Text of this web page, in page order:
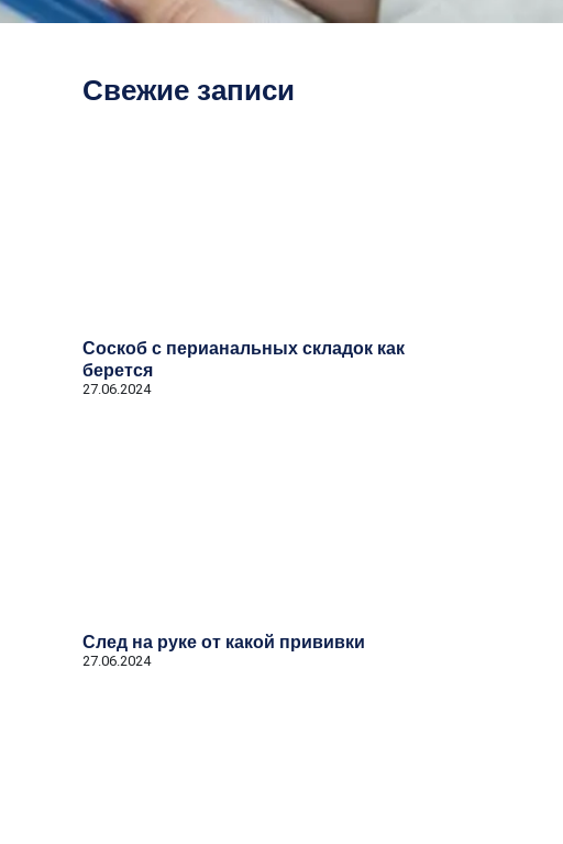
Свежие записи
Соскоб с перианальных складок как
берется
27.06.2024
След на руке от какой прививки
27.06.2024